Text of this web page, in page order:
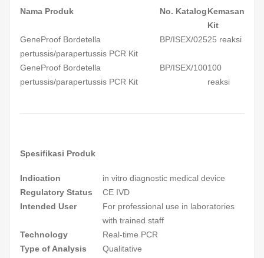
Nama Produk No. KatalogKemasan
Kit
GeneProof Bordetella
pertussis/parapertussis PCR Kit
BP/ISEX/02525 reaksi
GeneProof Bordetella
pertussis/parapertussis PCR Kit
BP/ISEX/100100
reaksi
Spesifikasi Produk
Indication in vitrodiagnostic medical device
Regulatory Status
CE IVD
Intended User
For professional use in laboratories
with trained staff
Technology
Real-time PCR
Type of Analysis
Qualitative